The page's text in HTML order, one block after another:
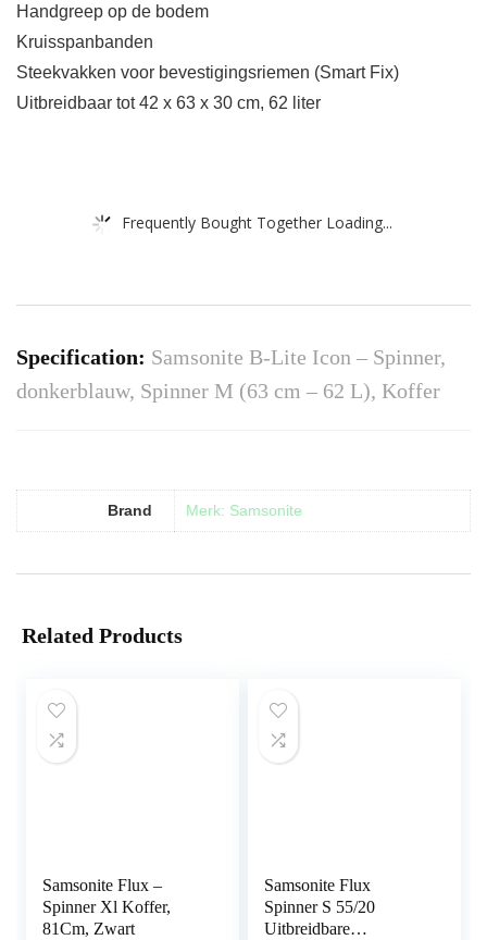
Handgreep op de bodem
Kruisspanbanden
Steekvakken voor bevestigingsriemen (Smart Fix)
Uitbreidbaar tot 42 x 63 x 30 cm, 62 liter
Frequently Bought Together Loading...
Specification: Samsonite B-Lite Icon – Spinner,
donkerblauw, Spinner M (63 cm – 62 L), Koffer
Brand Merk: Samsonite
Related Products
Samsonite Flux –
Spinner Xl Koffer,
81Cm, Zwart
Samsonite Flux
Spinner S 55/20
Uitbreidbare